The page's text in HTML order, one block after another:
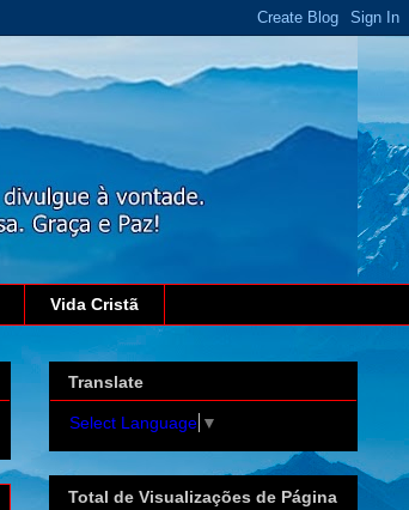
Vida Cristã
Translate
Select Language ▼
Total de Visualizações de Página